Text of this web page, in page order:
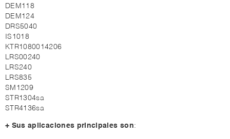
DEM118
DEM124
DRS5040
IS1018
KTR1080014206
LRS00240
LRS240
LRS835
SM1209
STR1304sa
STR4136sa
+ Sus aplicaciones principales son: